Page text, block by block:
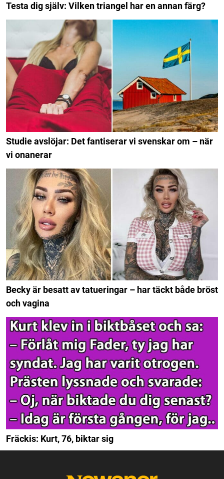
Testa dig själv: Vilken triangel har en annan färg?
Studie avslöjar: Det fantiserar vi svenskar om – när
vi onanerar
Becky är besatt av tatueringar – har täckt både bröst
och vagina
Fräckis: Kurt, 76, biktar sig